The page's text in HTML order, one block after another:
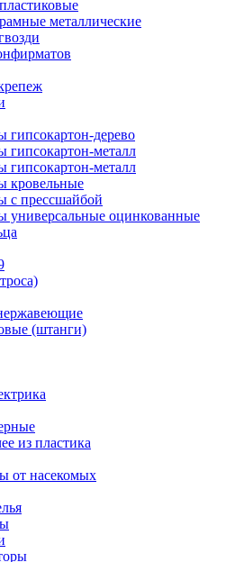
металлические
гипсокартон-дерево
гипсокартон-металл
гипсокартон-металл
кровельные
с прессшайбой
универсальные оцинкованные
(штанги)
из пластика
от насекомых